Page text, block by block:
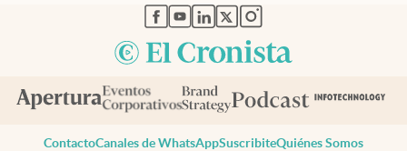
abre en nueva pestaña
abre en nueva pestaña
abre en nueva pestaña
abre en nueva pestaña
abre en nueva pestaña
ContactoCanales de WhatsAppSuscribiteQuiénes Somos